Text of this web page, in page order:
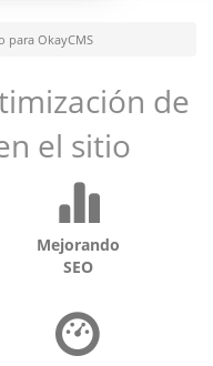
para OkayCMS
de
el sitio
Mejorando
SEO